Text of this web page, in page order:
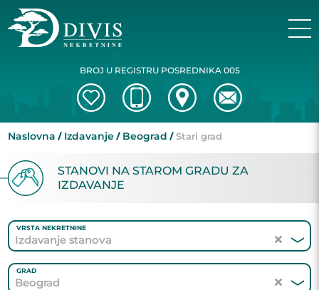
BROJ U REGISTRU POSREDNIKA 005
Naslovna Izdavanje Beograd Stari grad
STANOVI NA STAROM GRADU ZA
IZDAVANJE
VRSTA NEKRETNINE
Izdavanje stanova
GRAD
Beograd